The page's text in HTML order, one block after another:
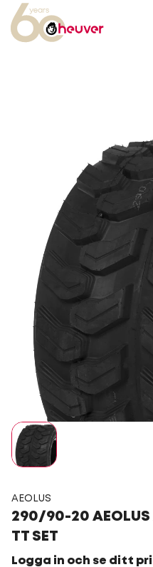
AEOLUS
290/90-20 AEOLUS
TT SET
Logga in och se ditt